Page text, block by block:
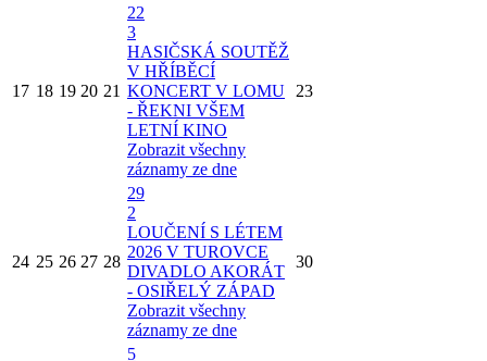
17 18 19 20 21
22
3
HASIČSKÁ SOUTĚŽ
V HŘÍBĚCÍ
KONCERT V LOMU
- ŘEKNI VŠEM
LETNÍ KINO
Zobrazit všechny
záznamy ze dne
23
24 25 26 27 28
29
2
LOUČENÍ S LÉTEM
2026 V TUROVCE
DIVADLO AKORÁT
- OSIŘELÝ ZÁPAD
Zobrazit všechny
záznamy ze dne
30
5